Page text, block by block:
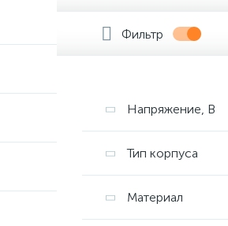
Фильтр
Напряжение, В
Тип корпуса
Материал